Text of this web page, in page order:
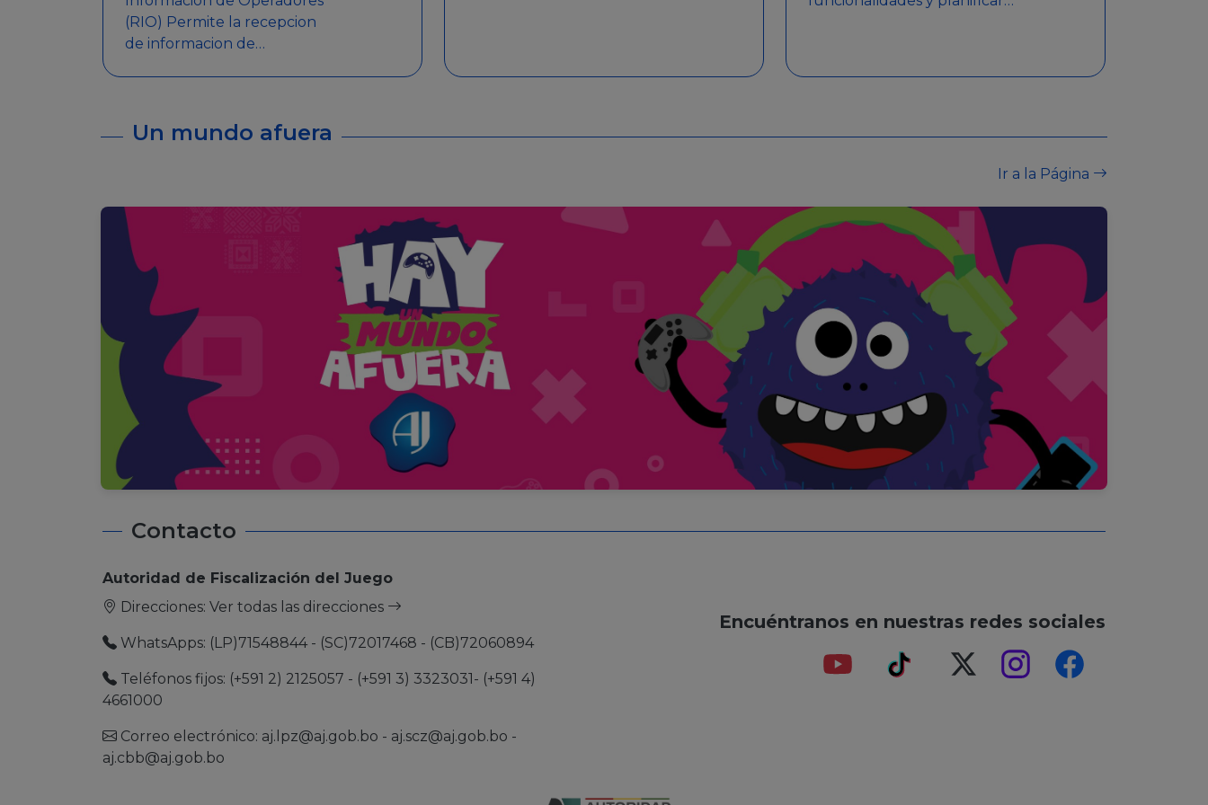
(RIO) Permite la recepcion
de informacion de
significativos, entre otros.
Un mundo afuera
Ir a la Página
Contacto
Autoridad de Fiscalización del Juego
Direcciones: Ver todas las direcciones
WhatsApps: (LP)71548844 - (SC)72017468 - (CB)72060894
Teléfonos fijos: (+591 2) 2125057 - (+591 3) 3323031- (+591 4)
4661000
Correo electrónico: aj.lpz@aj.gob.bo - aj.scz@aj.gob.bo -
aj.cbb@aj.gob.bo
Encuéntranos en nuestras redes sociales